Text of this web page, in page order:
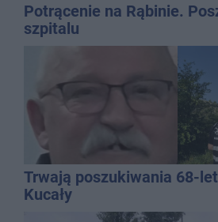
Potrącenie na Rąbinie.
szpitalu
Trwają poszukiwania 68-
Kucały